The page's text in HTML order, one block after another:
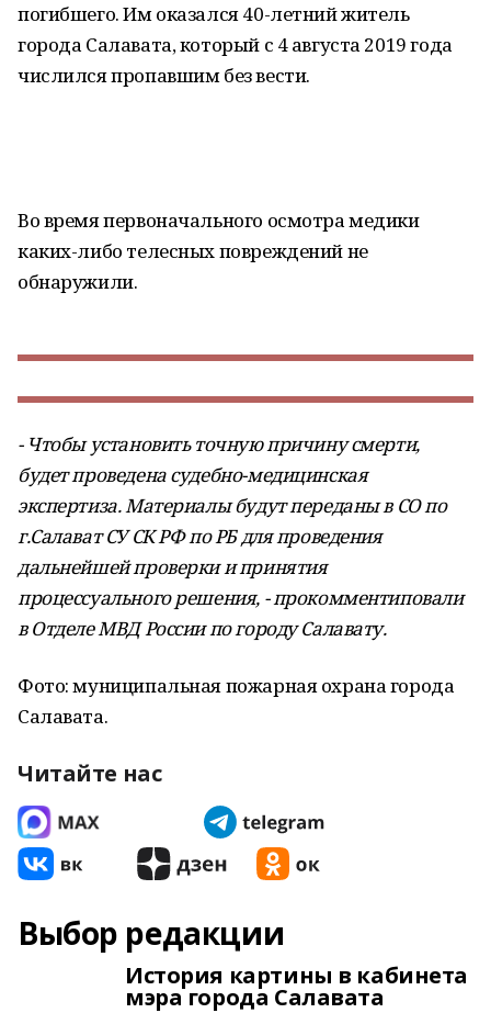
погибшего. Им оказался 40-летний житель
города Салавата, который с 4 августа 2019 года
числился пропавшим без вести.
Во время первоначального осмотра медики
каких-либо телесных повреждений не
обнаружили.
- Чтобы установить точную причину смерти,
будет проведена судебно-медицинская
экспертиза.Материалы будут переданы в СО по
г.Салават СУ СК РФ по РБ для проведения
дальнейшей проверки и принятия
процессуального решения, - прокомментиповали
в Отделе МВД России по городу Салавату.
Фото: муниципальная пожарная охрана города
Салавата.
Читайте нас
Выбор редакции
История картины в кабинета
мэра города Салавата